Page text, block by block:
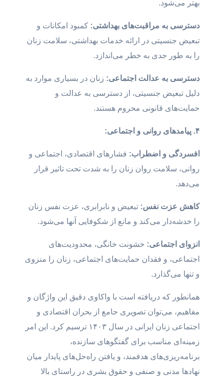
بهتر می‌شود.
دسترسی به مراقبت‌های بهداشتی: کمبود امکانات و
تبعیض جنسیتی در ارائه خدمات بهداشتی، سلامت زنان
را به طور جدی به خطر می‌اندازد.
دسترسی به عدالت اجتماعی: زنان در بسیاری موارد به
دلیل تبعیض جنسیتی، از دسترسی به عدالت و
حمایت‌های قانونی محروم هستند.
۴. پیامدهای روانی و اجتماعی:
افسردگی و اضطراب: فشارهای اقتصادی، اجتماعی و
روانی، سلامت روان زنان را به شدت تحت تاثیر قرار
می‌دهد.
کاهش عزت نفس: تبعیض و نابرابری، عزت نفس زنان
را خدشه‌دار می‌کند و مانع از شکوفایی آنها می‌شود.
انزوای اجتماعی: خشونت خانگی، محدودیت‌های
اجتماعی، و فقدان حمایت‌های اجتماعی، زنان را منزوی
و تنها می‌گذارد.
همانطور که دریافته است با واکاوی دقیق این واژگان و
مفاهیم، می‌توان تصویری جامع از بحران اقتصادی و
اجتماعی زنان ایرانی در سال ۱۴۰۳ ترسیم کرد. این امر
زمینه‌ای مناسب برای گفتگوهای سازنده،
برنامه‌ریزی‌های هدفمند، و یافتن راه‌حل‌های پایدار میان
نهادها مدنی و صنفی و حقوق بشری در راستای بالا